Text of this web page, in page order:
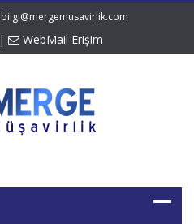
bilgi@mergemusavirlik.com
| WebMail Erişim